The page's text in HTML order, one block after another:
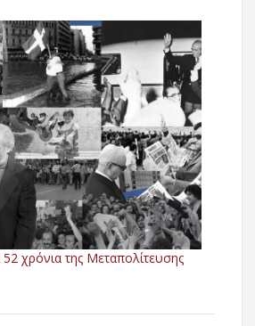
χρόνια της Μεταπολίτευσης